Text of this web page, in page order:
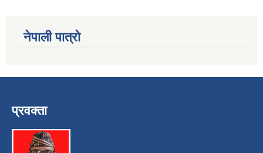
नेपाली पात्रो
प्रवक्ता